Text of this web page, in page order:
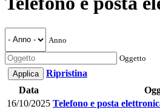
Anno
Oggetto
Ripristina
Data
16/10/2025 Telefono e posta